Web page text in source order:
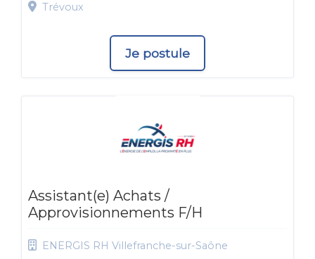
Trévoux
Je postule
Assistant(e) Achats /
Approvisionnements F/H
ENERGIS RH Villefranche-sur-Saône